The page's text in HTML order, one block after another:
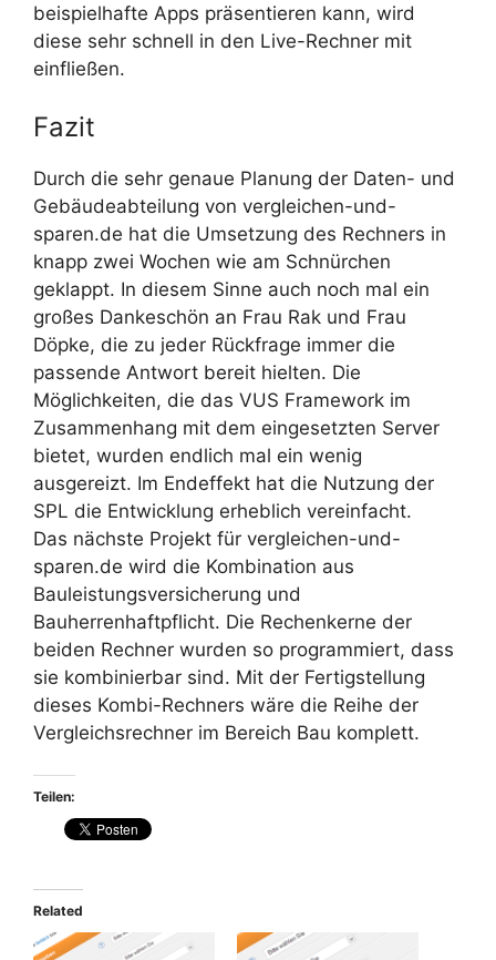
beispielhafte Apps präsentieren kann, wird
diese sehr schnell in den Live-Rechner mit
einfließen.
Fazit
Durch die sehr genaue Planung der Daten- und
Gebäudeabteilung von vergleichen-und-
sparen.de hat die Umsetzung des Rechners in
knapp zwei Wochen wie am Schnürchen
geklappt. In diesem Sinne auch noch mal ein
großes Dankeschön an Frau Rak und Frau
Döpke, die zu jeder Rückfrage immer die
passende Antwort bereit hielten. Die
Möglichkeiten, die das VUS Framework im
Zusammenhang mit dem eingesetzten Server
bietet, wurden endlich mal ein wenig
ausgereizt. Im Endeffekt hat die Nutzung der
SPL die Entwicklung erheblich vereinfacht.
Das nächste Projekt für vergleichen-und-
sparen.de wird die Kombination aus
Bauleistungsversicherung und
Bauherrenhaftpflicht. Die Rechenkerne der
beiden Rechner wurden so programmiert, dass
sie kombinierbar sind. Mit der Fertigstellung
dieses Kombi-Rechners wäre die Reihe der
Vergleichsrechner im Bereich Bau komplett.
Teilen:
Related